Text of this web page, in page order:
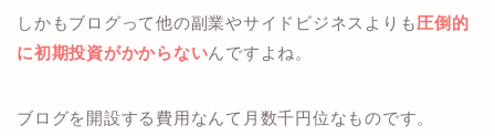
しかもブログって他の副業やサイドビジネスよりも圧倒的
に初期投資がかからないんですよね。
ブログを開設する費用なんて月数千円位なものです。